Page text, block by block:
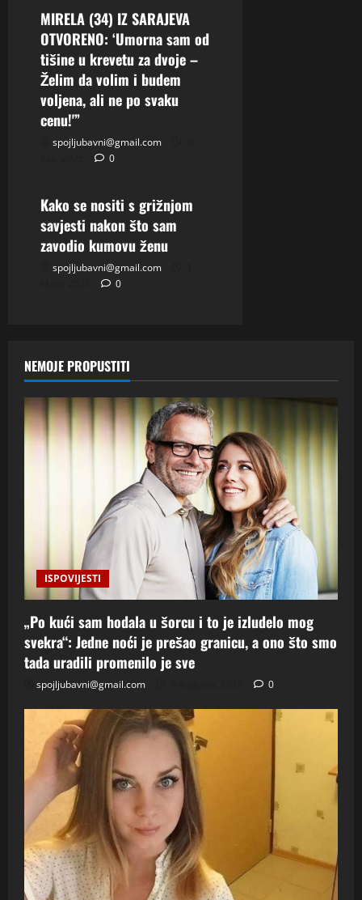
MIRELA (34) IZ SARAJEVA
OTVORENO: ‘Umorna sam od
tišine u krevetu za dvoje –
Želim da volim i budem
voljena, ali ne po svaku
cenu!'”
spojljubavni@gmail.com
0
Kako se nositi s grižnjom
savjesti nakon što sam
zavodio kumovu ženu
spojljubavni@gmail.com
0
NEMOJE PROPUSTITI
ISPOVIJESTI
„Po kući sam hodala u šorcu i to je izludelo mog
svekra“: Jedne noći je prešao granicu, a ono što smo
tada uradili promenilo je sve
spojljubavni@gmail.com 0